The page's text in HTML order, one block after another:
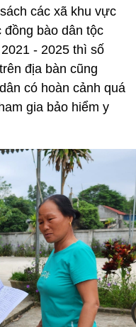
các xã khu vực
bào dân tộc
- 2025 thì số
địa bàn cũng
có hoàn cảnh quá
gia bảo hiểm y